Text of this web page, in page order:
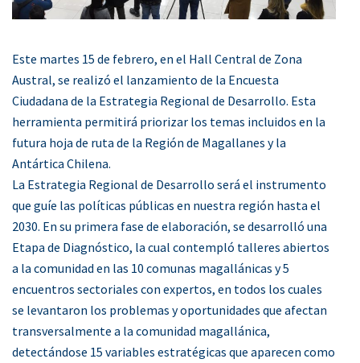
Este martes 15 de febrero, en el Hall Central de Zona
Austral, se realizó el lanzamiento de la Encuesta
Ciudadana de la Estrategia Regional de Desarrollo. Esta
herramienta permitirá priorizar los temas incluidos en la
futura hoja de ruta de la Región de Magallanes y la
Antártica Chilena.
La Estrategia Regional de Desarrollo será el instrumento
que guíe las políticas públicas en nuestra región hasta el
2030. En su primera fase de elaboración, se desarrolló una
Etapa de Diagnóstico, la cual contempló talleres abiertos
a la comunidad en las 10 comunas magallánicas y 5
encuentros sectoriales con expertos, en todos los cuales
se levantaron los problemas y oportunidades que afectan
transversalmente a la comunidad magallánica,
detectándose 15 variables estratégicas que aparecen como